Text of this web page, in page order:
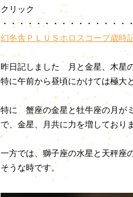
クリック
・・・・・・・・・・・・・・・
幻冬舎ＰＬＵＳ ホロスコープ歳時
昨日記しました 月と金星、木星
特に午前から昼頃にかけては極大
特に 蟹座の金星と牡牛座の月が
で、金星、月共に力を増しており
一方では、獅子座の水星と天秤座
そうな時です。